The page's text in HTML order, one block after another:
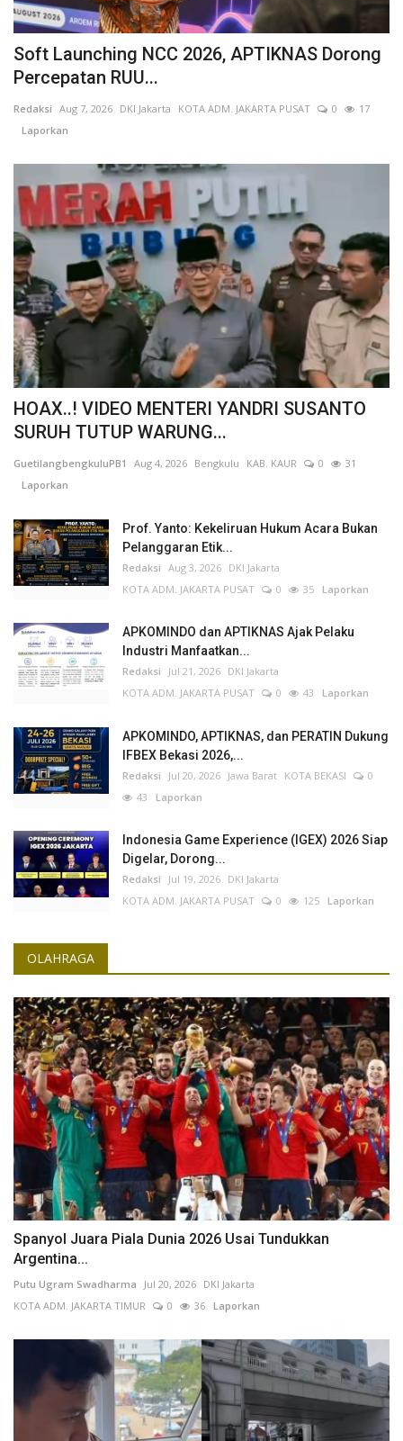
Soft Launching NCC 2026, APTIKNAS Dorong
Percepatan RUU...
Redaksi Aug 7, 2026 DKI Jakarta KOTA ADM. JAKARTA PUSAT 0
17
Laporkan
HOAX..! VIDEO MENTERI YANDRI SUSANTO
SURUH TUTUP WARUNG...
GuetilangbengkuluPB1 Aug 4, 2026 Bengkulu KAB. KAUR 0
31
Laporkan
Prof. Yanto: Kekeliruan Hukum Acara Bukan
Pelanggaran Etik...
Redaksi Aug 3, 2026 DKI Jakarta
KOTA ADM. JAKARTA PUSAT
0 35 Laporkan
APKOMINDO dan APTIKNAS Ajak Pelaku
Industri Manfaatkan...
Redaksi Jul 21, 2026 DKI Jakarta
KOTA ADM. JAKARTA PUSAT
0 43 Laporkan
APKOMINDO, APTIKNAS, dan PERATIN Dukung
IFBEX Bekasi 2026,...
Redaksi Jul 20, 2026 Jawa Barat KOTA BEKASI
0
43 Laporkan
Indonesia Game Experience (IGEX) 2026 Siap
Digelar, Dorong...
Redaksi Jul 19, 2026 DKI Jakarta
KOTA ADM. JAKARTA PUSAT
0 125 Laporkan
OLAHRAGA
Spanyol Juara Piala Dunia 2026 Usai Tundukkan
Argentina...
Putu Ugram Swadharma Jul 20, 2026 DKI Jakarta
KOTA ADM. JAKARTA TIMUR
0 36 Laporkan